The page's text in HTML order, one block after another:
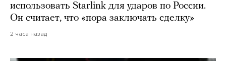
использовать Starlink для ударов по России.
Он считает, что «пора заключать сделку»
2 часа назад